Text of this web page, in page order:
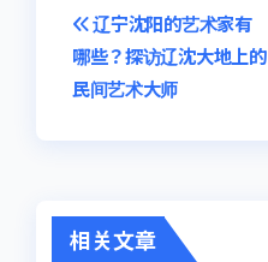
文
章
辽宁沈阳的艺术家有
哪些？探访辽沈大地上的
民间艺术大师
相关文章